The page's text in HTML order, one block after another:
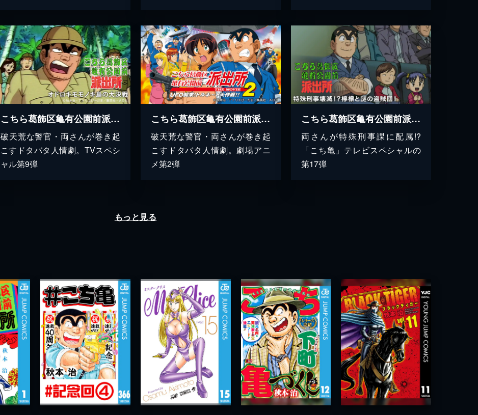
こちら葛飾区亀有公園前派出所 オドロキモモノキ島の大決戦
破天荒な警官・両さんが巻き起
こすドタバタ人情劇。TVスペシ
ャル第9弾
こちら葛飾区亀有公園前派出所 THE MOVIE２ UFOの襲来！ トルネード大作戦！！
破天荒な警官・両さんが巻き起
こすドタバタ人情劇。劇場アニ
メ第2弾
こちら葛飾区亀有公園前派出所 特殊刑事壊滅！？檸檬と謎の盗賊団！
両さんが特殊刑事課に配属!?
「こち亀」テレビスペシャルの
第17弾
もっと見る